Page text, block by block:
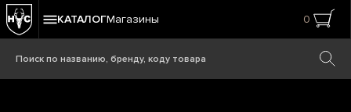
КАТАЛОГМагазины 0